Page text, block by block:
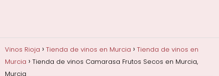
Vinos Rioja Tienda de vinos en Murcia
Tienda de vinos en
Murcia
Tienda de vinos Camarasa Frutos Secos en Murcia,
Murcia